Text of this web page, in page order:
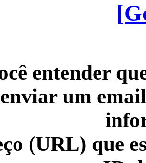
entender
um
(URL) que